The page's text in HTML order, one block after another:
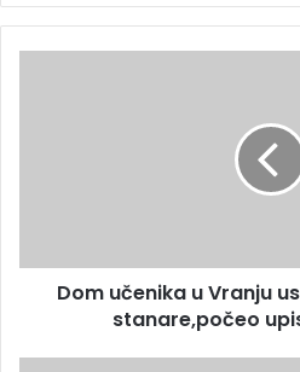
Dom učenika u Vranju
stanare,počeo